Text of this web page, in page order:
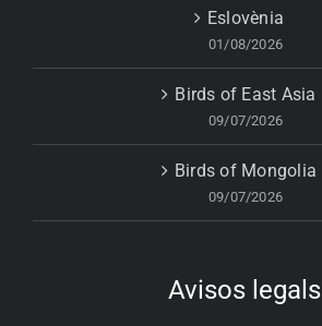
Eslovènia
01/08/2026
Birds of East Asia
09/07/2026
Birds of Mongolia
09/07/2026
Avisos legals